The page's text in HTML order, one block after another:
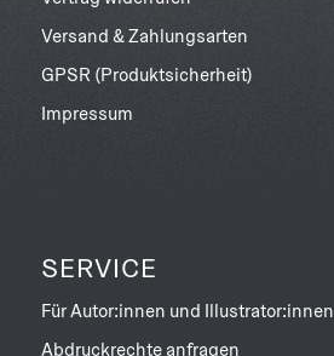
Versand & Zahlungsarten
GPSR (Produktsicherheit)
Impressum
SERVICE
Für Autor:innen und Illustrator:innen
Abdruckrechte anfragen